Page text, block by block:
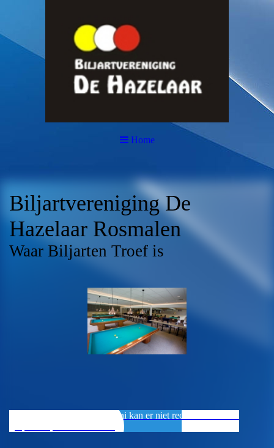
Home
Biljartvereniging De
Hazelaar Rosmalen
Waar Biljarten Troef is
Zaterdag 6 en zondag 7 juni kan er niet recreatief worden